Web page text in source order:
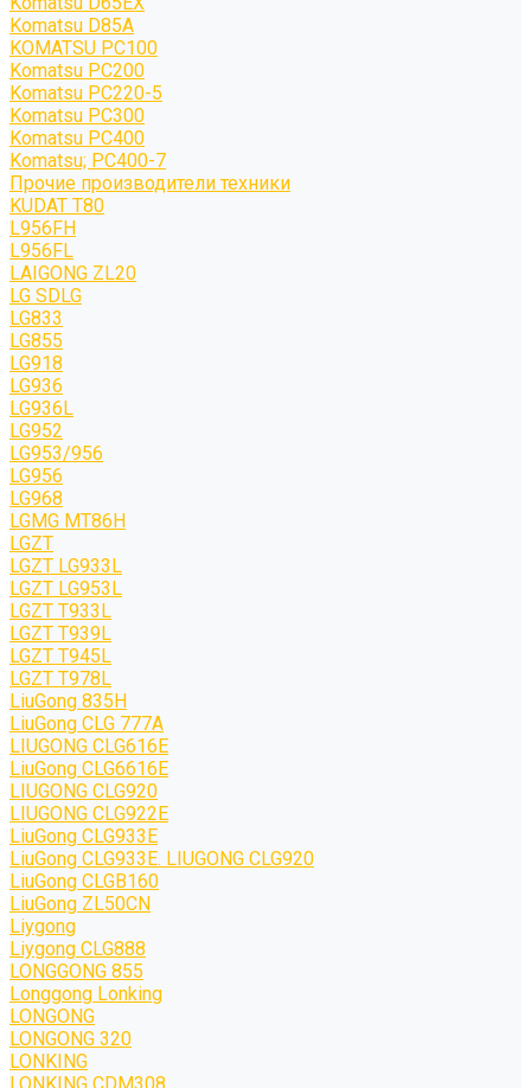
Komatsu D85A
KOMATSU PC100
Komatsu PC200
Komatsu PC220-5
Komatsu PC300
Komatsu PC400
Komatsu; PC400-7
Прочие производители техники
KUDAT T80
L956FH
L956FL
LAIGONG ZL20
LG SDLG
LG833
LG855
LG918
LG936
LG936L
LG952
LG953/956
LG956
LG968
LGMG MT86H
LGZT
LGZT LG933L
LGZT LG953L
LGZT T933L
LGZT T939L
LGZT T945L
LGZT T978L
LiuGong 835H
LiuGong CLG 777A
LIUGONG CLG616E
LiuGong CLG6616E
LIUGONG CLG920
LIUGONG CLG922E
LiuGong CLG933E
LiuGong CLG933E. LIUGONG CLG920
LiuGong CLGB160
LiuGong ZL50CN
Liygong
Liygong CLG888
LONGGONG 855
Longgong Lonking
LONGONG
LONGONG 320
LONKING